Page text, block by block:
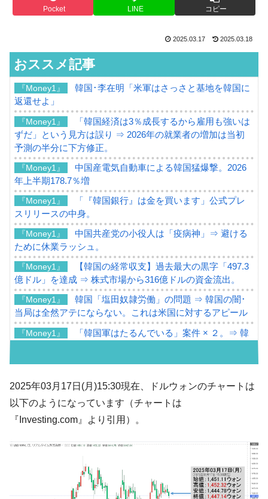
Pocket LINE コピー
2025.03.17 2025.03.18
おススメ記事
『Money1』
韓国･李在明「米軍はさっさと基地を韓国に
返還せよ」
『Money1』
「韓国経済は3％成長するから雇用も強いは
ずだ」という見方は誤り ⇒ 2026年の就業者の増加は当初
予測の半分に下方修正。
『Money1』
中国産電気自動車による韓国猛爆撃。2026
年上半期178.7％増
『Money1』
「『韓国銀行』は金を買います」公式プレ
スリリースの中身。
『Money1』
中国共産党の小役人は「疫病神」⇒ 避ける
ために休業ラッシュ。
『Money1』
【韓国の経常収支】過去最大の黒字「497.3
億ドル」を達成 ⇒ 株式市場から316億ドルの資金流出。
『Money1』
韓国「塩田奴隷労働」の問題 ⇒ 韓国の闇･
当局は全然アテにならない。これは米国に対するアピール
『Money1』
「韓国軍はたるんでいる」案件 × ２。⇒ 韓
『Money1』
韓国メディアが「韓国政府と李在明が吊る
『Money1』
韓国07月･物価指数「2.8％」に低下 ⇒ 実は
発令。李在明「猛暑・干ばつ対処状況点検会議」
【日本市場再挑戦中】韓国『現代自動車』
07月販売台数は去年のほぼ半分「71台」しか売れなかっ
た。『起亜』は9台だけ
2025年03月17日(月)15:30現在、ドルウォンのチャートは
以下のようになっています（チャートは
『Investing.com』より引用）。